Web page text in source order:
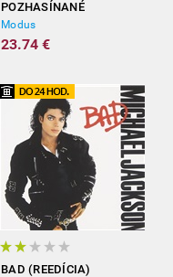
POZHASÍNANÉ
Modus
23.74 €
BAD (REEDÍCIA)